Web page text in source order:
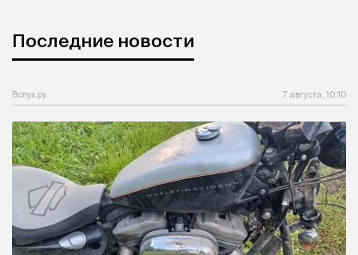
Последние новости
Вслух.ру 7 августа, 10:10